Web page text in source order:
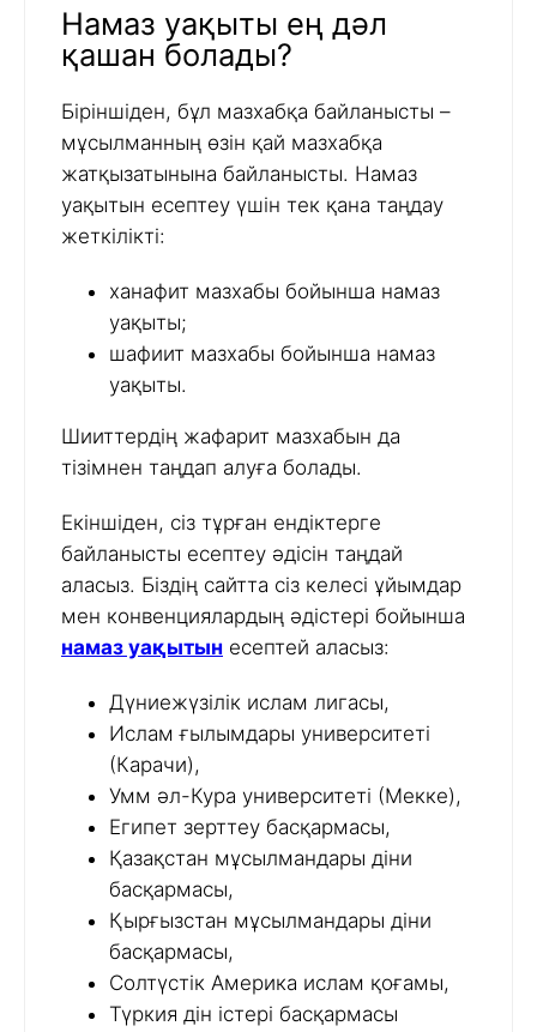
Намаз уақыты ең дәл
қашан болады?
Біріншіден, бұл мазхабқа байланысты –
мұсылманның өзін қай мазхабқа
жатқызатынына байланысты. Намаз
уақытын есептеу үшін тек қана таңдау
жеткілікті:
ханафит мазхабы бойынша намаз
уақыты;
шафиит мазхабы бойынша намаз
уақыты.
Шииттердің жафарит мазхабын да
тізімнен таңдап алуға болады.
Екіншіден, сіз тұрған ендіктерге
байланысты есептеу әдісін таңдай
аласыз. Біздің сайтта сіз келесі ұйымдар
мен конвенциялардың әдістері бойынша
намаз уақытын есептей аласыз:
Дүниежүзілік ислам лигасы,
Ислам ғылымдары университеті
(Карачи),
Умм әл-Кура университеті (Мекке),
Египет зерттеу басқармасы,
Қазақстан мұсылмандары діни
басқармасы,
Қырғызстан мұсылмандары діни
басқармасы,
Солтүстік Америка ислам қоғамы,
Түркия дін істері басқармасы